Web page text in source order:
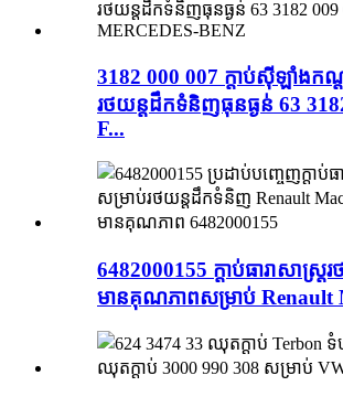
3182 000 007 ក្ដាប់ស៊ីឡាំងក
រថយន្តដឹកទំនិញធុនធ្ងន់ 63
F...
6482000155 ក្ដាប់ធារាសាស្ត្រ
មានគុណភាពសម្រាប់ Renault